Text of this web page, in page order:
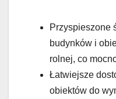
Przyspieszone
budynków i
rolnej, co
Łatwiejsze
obiektów do